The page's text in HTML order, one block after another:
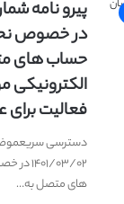
در خصوص
حساب های
الکترونیکی
فعالیت برای
۱۴۰۱/
های متصل به…